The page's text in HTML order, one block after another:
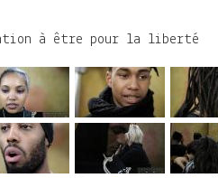
à être pour la liberté